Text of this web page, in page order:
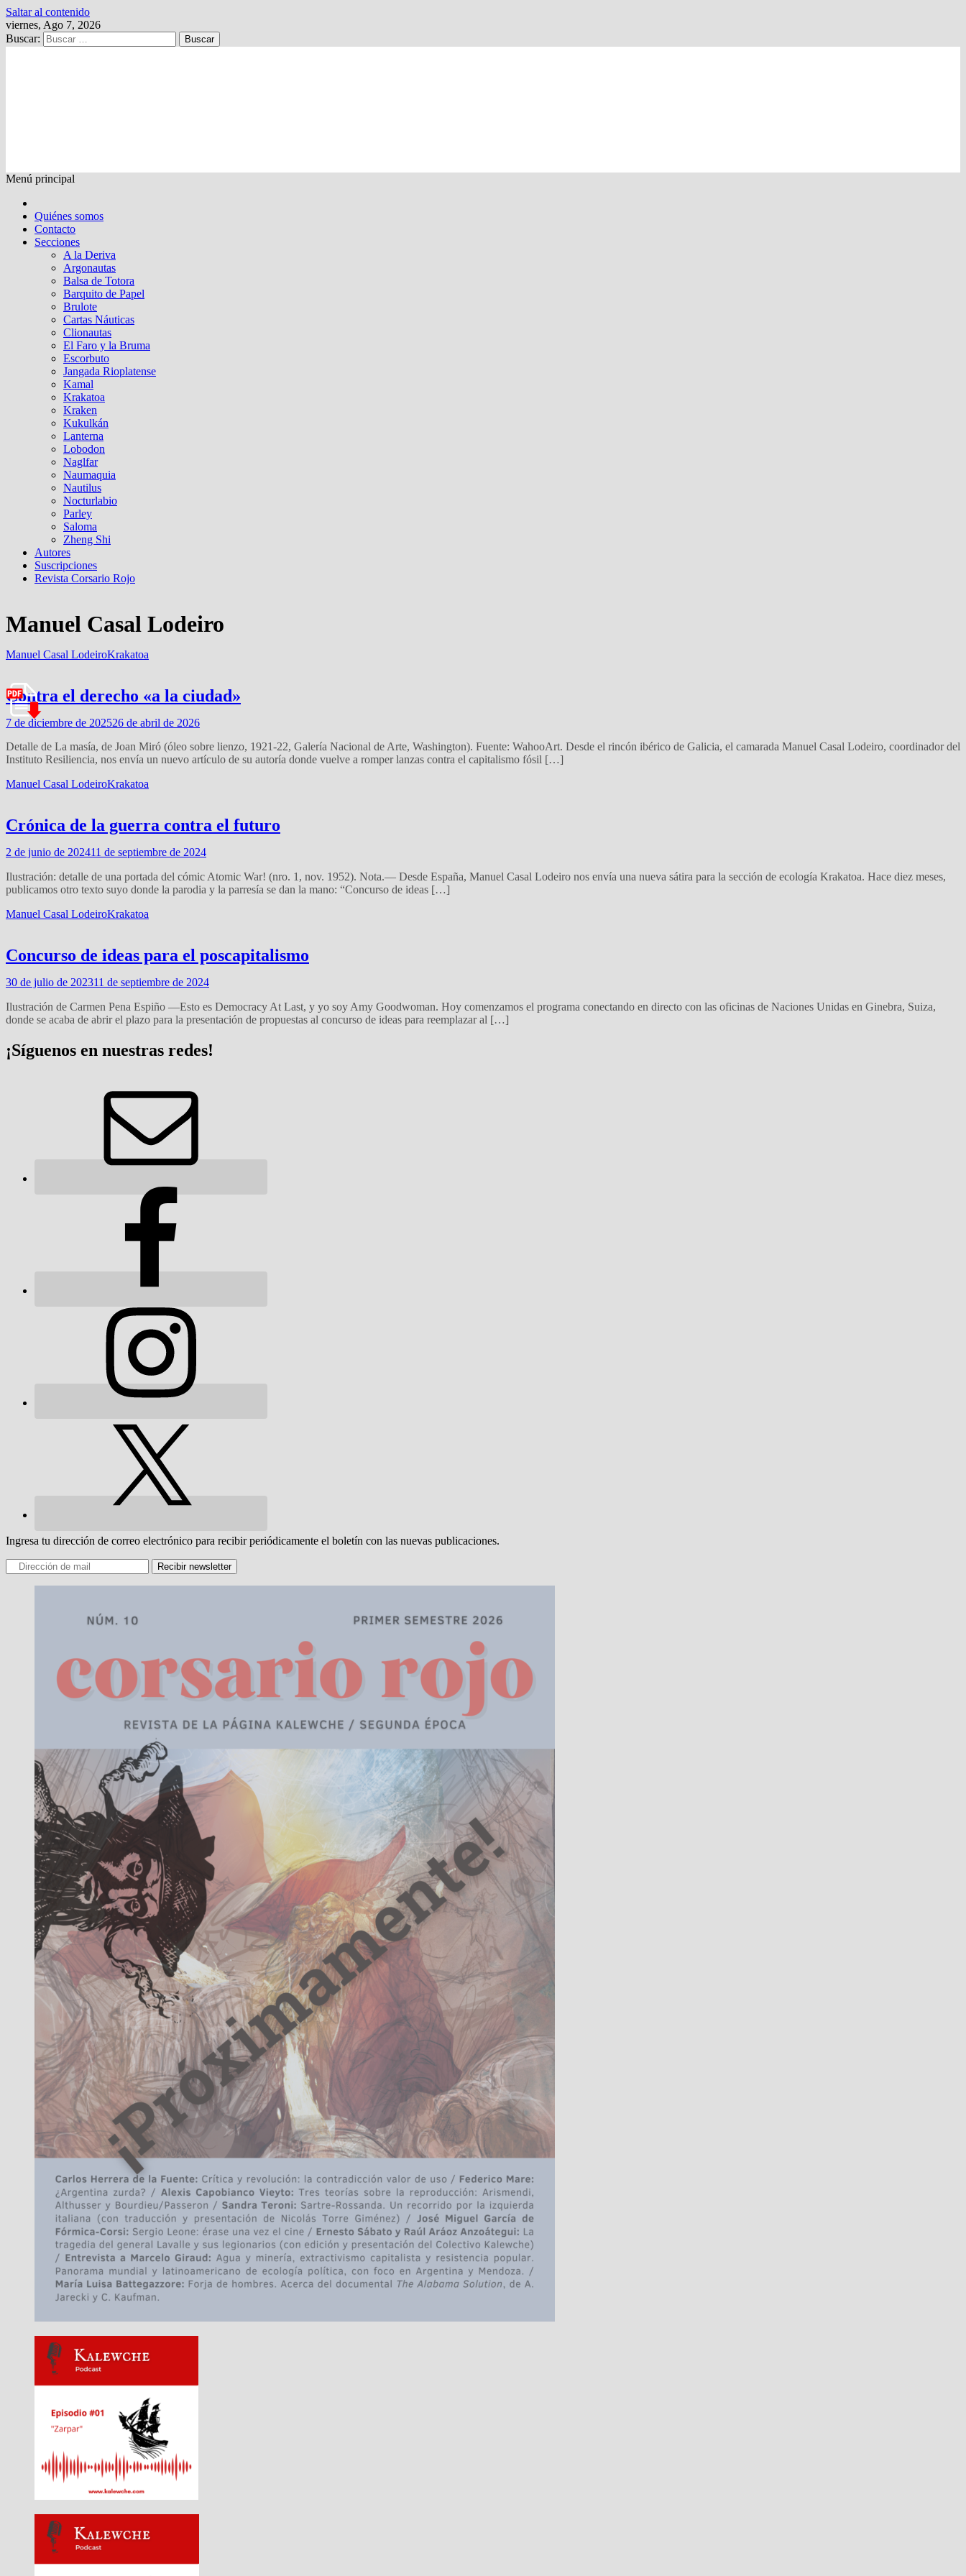
Saltar al contenido
viernes, Ago 7, 2026
Buscar:
Menú principal
Quiénes somos
Contacto
Secciones
A la Deriva
Argonautas
Balsa de Totora
Barquito de Papel
Brulote
Cartas Náuticas
Clionautas
El Faro y la Bruma
Escorbuto
Jangada Rioplatense
Kamal
Krakatoa
Kraken
Kukulkán
Lanterna
Lobodon
Naglfar
Naumaquia
Nautilus
Nocturlabio
Parley
Saloma
Zheng Shi
Autores
Suscripciones
Revista Corsario Rojo
Manuel Casal Lodeiro
Manuel Casal LodeiroKrakatoa
Contra el derecho «a la ciudad»
7 de diciembre de 202526 de abril de 2026
Detalle de La masía, de Joan Miró (óleo sobre lienzo, 1921-22, Galería Nacional de Arte, Washington). Fuente: WahooArt. Desde el rincón ibérico de Galicia, el camarada Manuel Casal Lodeiro, coordinador del
Instituto Resiliencia, nos envía un nuevo artículo de su autoría donde vuelve a romper lanzas contra el capitalismo fósil […]
Manuel Casal LodeiroKrakatoa
Crónica de la guerra contra el futuro
2 de junio de 202411 de septiembre de 2024
Ilustración: detalle de una portada del cómic Atomic War! (nro. 1, nov. 1952). Nota.— Desde España, Manuel Casal Lodeiro nos envía una nueva sátira para la sección de ecología Krakatoa. Hace diez meses,
publicamos otro texto suyo donde la parodia y la parresía se dan la mano: “Concurso de ideas […]
Manuel Casal LodeiroKrakatoa
Concurso de ideas para el poscapitalismo
30 de julio de 202311 de septiembre de 2024
Ilustración de Carmen Pena Espiño —Esto es Democracy At Last, y yo soy Amy Goodwoman. Hoy comenzamos el programa conectando en directo con las oficinas de Naciones Unidas en Ginebra, Suiza,
donde se acaba de abrir el plazo para la presentación de propuestas al concurso de ideas para reemplazar al […]
¡Síguenos en nuestras redes!
Ingresa tu dirección de correo electrónico para recibir periódicamente el boletín con las nuevas publicaciones.
Recibir newsletter